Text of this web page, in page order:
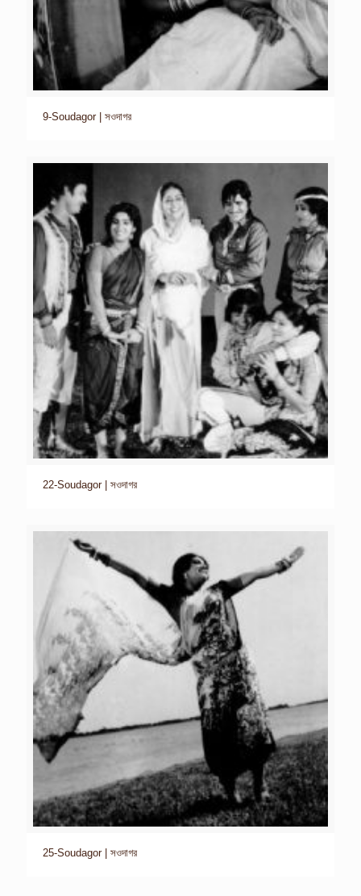
9-Soudagor | সওদাগর
22-Soudagor | সওদাগর
25-Soudagor | সওদাগর